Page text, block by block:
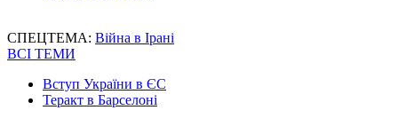
СПЕЦТЕМА: Війна в Ірані
ВСІ ТЕМИ
Вступ України в ЄС
Теракт в Барселоні